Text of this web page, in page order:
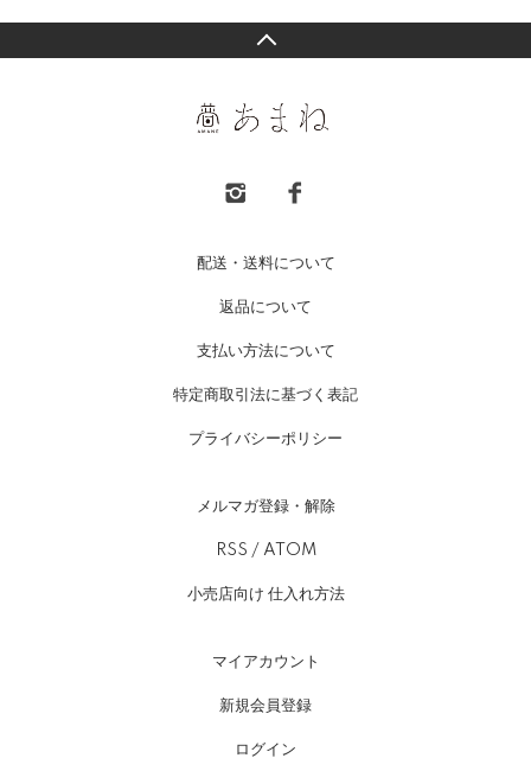
配送・送料について
返品について
支払い方法について
特定商取引法に基づく表記
プライバシーポリシー
メルマガ登録・解除
RSS / ATOM
小売店向け 仕入れ方法
マイアカウント
新規会員登録
ログイン